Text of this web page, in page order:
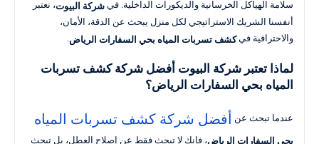
سلامة الهياكل الخرسانية والديكورات الداخلية. في شركة البيوت، نعتبر
أنفسنا الشريك الاستراتيجي لكل منزل يبحث عن الدقة، الأمان،
والاحترافية فيكشف تسربات المياه بحي السفارات الرياض.
لماذا تعتبر شركة البيوت أفضل شركة كشف تسربات
المياه بحي السفارات الرياض؟
عندما تبحث عن أفضل شركة كشف تسربات المياه
بحي السفارات الرياض، فإنك لا تبحث فقط عن إصلاح العطل، بل تبحث